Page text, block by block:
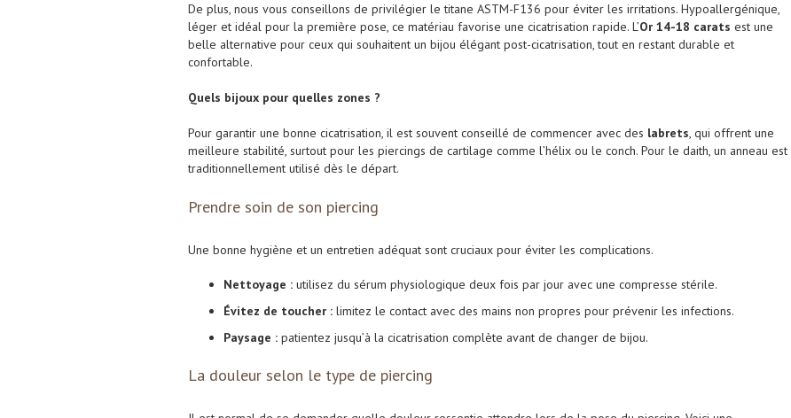
De plus, nous vous conseillons de privilégier le titane ASTM-F136 pour éviter les irritations. Hypoallergénique,
léger et idéal pour la première pose, ce matériau favorise une cicatrisation rapide. L’Or 14-18 carats est une
belle alternative pour ceux qui souhaitent un bijou élégant post-cicatrisation, tout en restant durable et
confortable.
Quels bijoux pour quelles zones ?
Pour garantir une bonne cicatrisation, il est souvent conseillé de commencer avec des labrets, qui offrent une
meilleure stabilité, surtout pour les piercings de cartilage comme l’hélix ou le conch. Pour le daith, un anneau est
traditionnellement utilisé dès le départ.
Prendre soin de son piercing
Une bonne hygiène et un entretien adéquat sont cruciaux pour éviter les complications.
Nettoyage : utilisez du sérum physiologique deux fois par jour avec une compresse stérile.
Évitez de toucher : limitez le contact avec des mains non propres pour prévenir les infections.
Paysage : patientez jusqu’à la cicatrisation complète avant de changer de bijou.
La douleur selon le type de piercing